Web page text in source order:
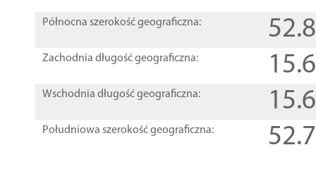
Północna szerokość geograficzna:
Zachodnia długość geograficzna:
Wschodnia długość geograficzna:
Południowa szerokość geograficzna: